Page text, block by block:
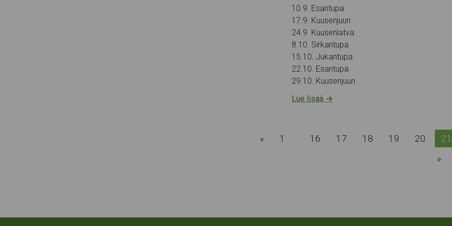
10.9. Esantupa
17.9. Kuusenjuuri
24.9. Kuusenlatva
8.10. Sirkantupa
15.10. Jukantupa
22.10. Esantupa
29.10. Kuusenjuuri
Lue lisää →
« 1 … 16 17 18 19 20 21
»